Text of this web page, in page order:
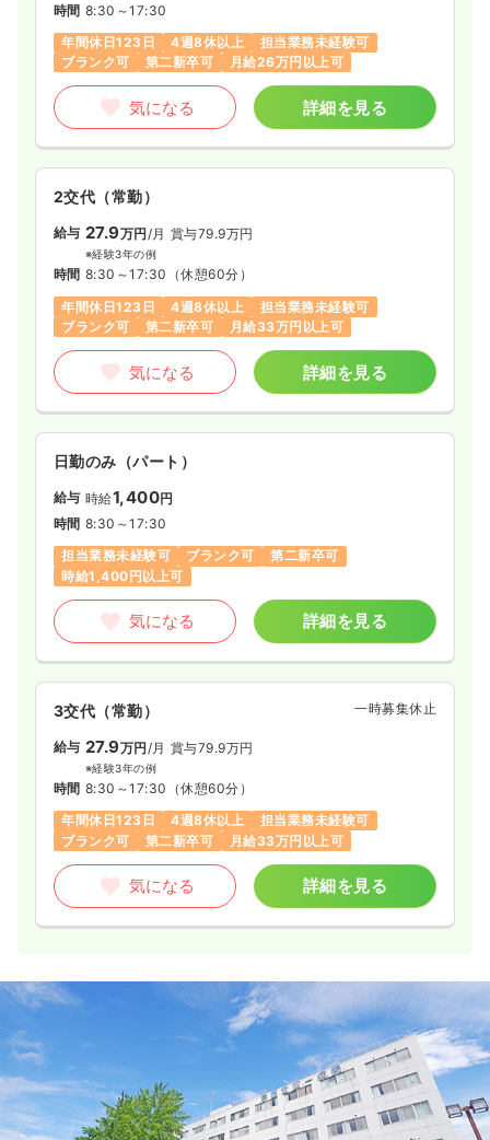
時間 8:30～17:30
年間休日123日
4週8休以上
担当業務未経験可
ブランク可
第二新卒可 月給26万円以上可
気になる 詳細を見る
2交代（常勤）
給与 27.9万円/月 賞与79.9万円
※経験3年の例
時間 8:30～17:30 （休憩60分）
年間休日123日
4週8休以上
担当業務未経験可
ブランク可
第二新卒可 月給33万円以上可
気になる 詳細を見る
日勤のみ（パート）
給与 時給1,400円
時間 8:30～17:30
担当業務未経験可
ブランク可
第二新卒可
時給1,400円以上可
気になる 詳細を見る
3交代（常勤） 一時募集休止
給与 27.9万円 /月 賞与79.9万円
※経験3年の例
時間 8:30～17:30 （休憩60分）
年間休日123日
4週8休以上
担当業務未経験可
ブランク可
第二新卒可 月給33万円以上可
気になる 詳細を見る